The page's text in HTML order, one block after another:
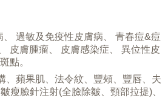
、 過敏及免疫性皮膚病、 青春痘&痘
皮膚腫瘤、 皮膚感染症、 異位性皮
點。
、蘋果肌、法令紋、豐頰、豐唇、夫
瘦臉針注射(全臉除皺、頸部拉提)、